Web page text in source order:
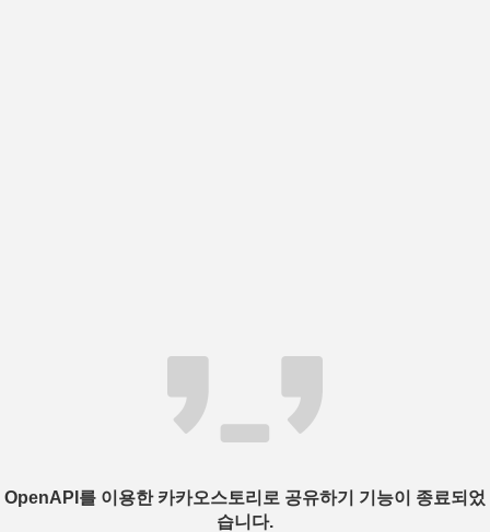
OpenAPI를 이용한 카카오스토리로 공유하기 기능이 종료되었
습니다.